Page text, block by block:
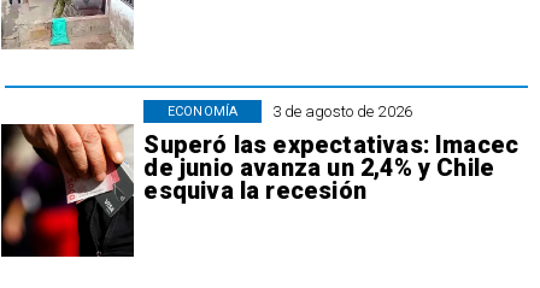
3 de agosto de 2026
Superó las expectativas: Imacec
de junio avanza un 2,4% y Chile
esquiva la recesión
ECONOMÍA